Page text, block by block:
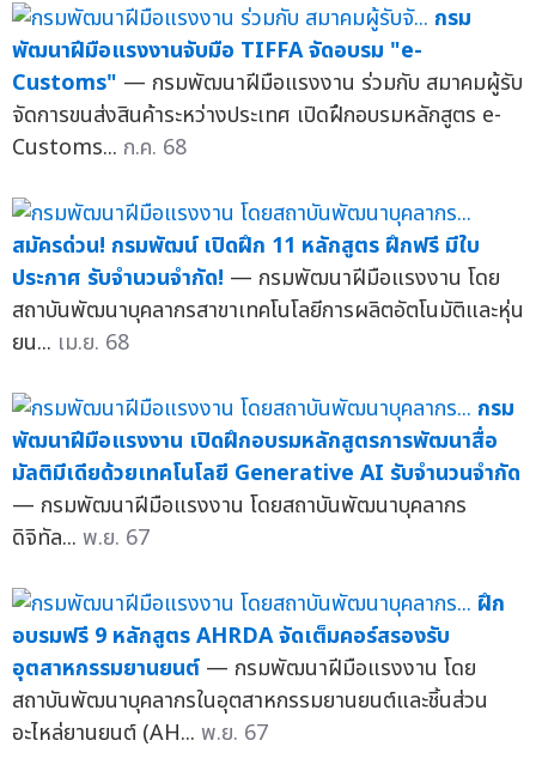
กรม
พัฒนาฝีมือแรงงานจับมือ TIFFA จัดอบรม "e-
Customs" — กรมพัฒนาฝีมือแรงงาน ร่วมกับ สมาคมผู้รับ
จัดการขนส่งสินค้าระหว่างประเทศ เปิดฝึกอบรมหลักสูตร e-
Customs... ก.ค. 68
สมัครด่วน! กรมพัฒน์ เปิดฝึก 11 หลักสูตร ฝึกฟรี มีใบ
ประกาศ รับจำนวนจำกัด! — กรมพัฒนาฝีมือแรงงาน โดย
สถาบันพัฒนาบุคลากรสาขาเทคโนโลยีการผลิตอัตโนมัติและหุ่น
ยน... เม.ย. 68
กรม
พัฒนาฝีมือแรงงาน เปิดฝึกอบรมหลักสูตรการพัฒนาสื่อ
มัลติมีเดียด้วยเทคโนโลยี Generative AI รับจำนวนจำกัด
— กรมพัฒนาฝีมือแรงงาน โดยสถาบันพัฒนาบุคลากร
ดิจิทัล... พ.ย. 67
ฝึก
อบรมฟรี 9 หลักสูตร AHRDA จัดเต็มคอร์สรองรับ
อุตสาหกรรมยานยนต์ — กรมพัฒนาฝีมือแรงงาน โดย
สถาบันพัฒนาบุคลากรในอุตสาหกรรมยานยนต์และชิ้นส่วน
อะไหล่ยานยนต์ (AH... พ.ย. 67